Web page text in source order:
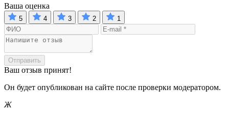
Ваша оценка
5 4 3 2 1
Отправить
Ваш отзыв принят!
Он будет опубликован на сайте после проверки модератором.
Ж